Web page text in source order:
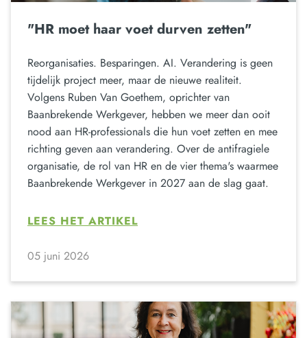
"HR moet haar voet durven zetten"
Reorganisaties. Besparingen. AI. Verandering is geen
tijdelijk project meer, maar de nieuwe realiteit.
Volgens Ruben Van Goethem, oprichter van
Baanbrekende Werkgever, hebben we meer dan ooit
nood aan HR-professionals die hun voet zetten en mee
richting geven aan verandering. Over de antifragiele
organisatie, de rol van HR en de vier thema's waarmee
Baanbrekende Werkgever in 2027 aan de slag gaat.
LEES HET ARTIKEL
05 juni 2026